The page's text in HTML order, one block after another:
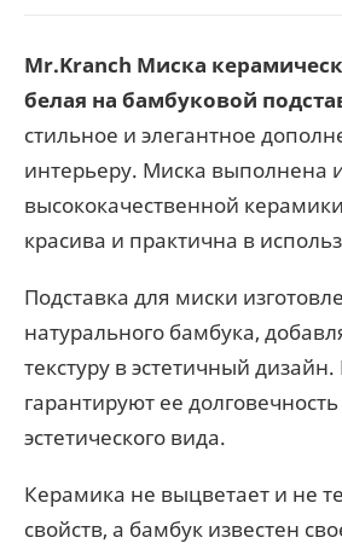
Mr.Kranch Миска
белая на бамбуковой
стильное и элегантное
интерьеру. Миска выполнена
высококачественной
красива и практична в
Подставка для миски
натурального бамбука,
текстуру в эстетичный
гарантируют ее
эстетического вида.
Керамика не выцветает и не
свойств, а бамбук известен